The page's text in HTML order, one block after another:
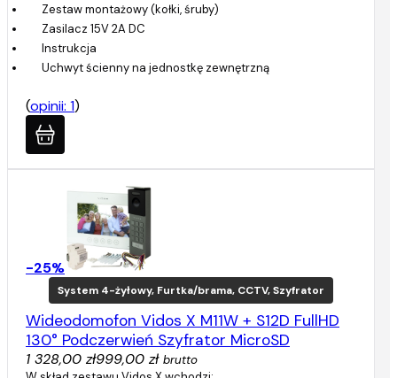
Zestaw montażowy (kołki, śruby)
Zasilacz 15V 2A DC
Instrukcja
Uchwyt ścienny na jednostkę zewnętrzną
(opinii: 1)
-25%
System 4-żyłowy, Furtka/brama, CCTV, Szyfrator
Wideodomofon Vidos X M11W + S12D FullHD
130° Podczerwień Szyfrator MicroSD
1 328,00 zł999,00 zł brutto